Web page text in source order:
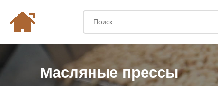
Масляные прессы